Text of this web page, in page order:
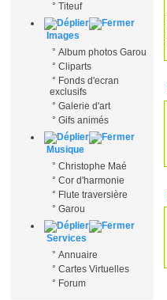
° Titeuf
Images
° Album photos Garou
° Cliparts
° Fonds d'ecran
exclusifs
° Galerie d'art
° Gifs animés
Musique
° Christophe Maé
° Cor d'harmonie
° Flute traversière
° Garou
Services
° Annuaire
° Cartes Virtuelles
° Forum